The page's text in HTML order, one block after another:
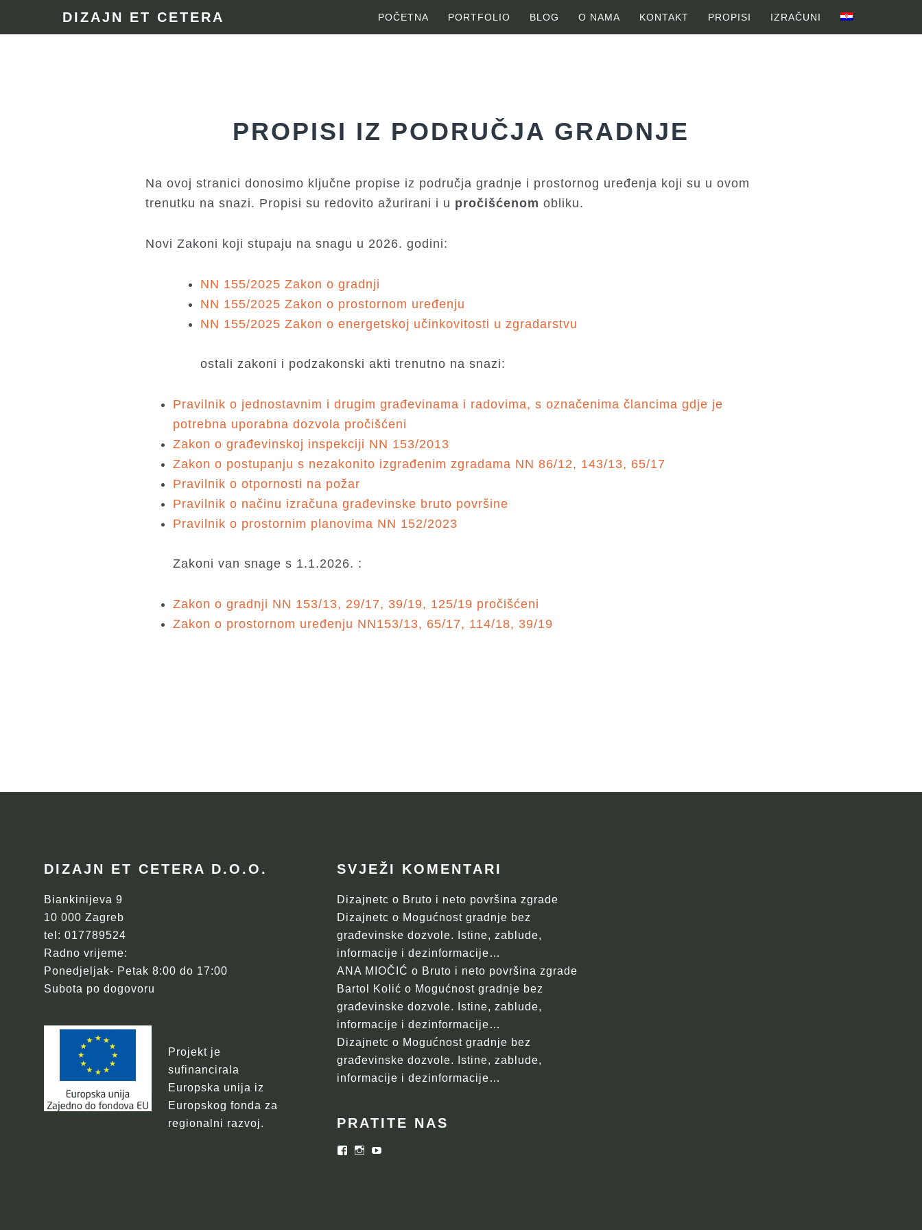
DIZAJN ET CETERA POČETNA PORTFOLIO BLOG O NAMA KONTAKT PROPISI IZRAČUNI
PROPISI IZ PODRUČJA GRADNJE
Na ovoj stranici donosimo ključne propise iz područja gradnje i prostornog uređenja koji su u ovom
trenutku na snazi. Propisi su redovito ažurirani i u pročišćenom obliku.
Novi Zakoni koji stupaju na snagu u 2026. godini:
NN 155/2025 Zakon o gradnji
NN 155/2025 Zakon o prostornom uređenju
NN 155/2025 Zakon o energetskoj učinkovitosti u zgradarstvu
ostali zakoni i podzakonski akti trenutno na snazi:
Pravilnik o jednostavnim i drugim građevinama i radovima, s označenima člancima gdje je
potrebna uporabna dozvola pročišćeni
Zakon o građevinskoj inspekciji NN 153/2013
Zakon o postupanju s nezakonito izgrađenim zgradama NN 86/12, 143/13, 65/17
Pravilnik o otpornosti na požar
Pravilnik o načinu izračuna građevinske bruto površine
Pravilnik o prostornim planovima NN 152/2023
Zakoni van snage s 1.1.2026. :
Zakon o gradnji NN 153/13, 29/17, 39/19, 125/19 pročišćeni
Zakon o prostornom uređenju NN153/13, 65/17, 114/18, 39/19
FOOTER
DIZAJN ET CETERA D.O.O.
Biankinijeva 9
10 000 Zagreb
tel: 017789524
Radno vrijeme:
Ponedjeljak- Petak 8:00 do 17:00
Subota po dogovoru
Projekt je
sufinancirala
Europska unija iz
Europskog fonda za
regionalni razvoj.
SVJEŽI KOMENTARI
Dizajnetc o Bruto i neto površina zgrade
Dizajnetc o Mogućnost gradnje bez
građevinske dozvole. Istine, zablude,
informacije i dezinformacije…
ANA MIOČIĆ o Bruto i neto površina zgrade
Bartol Kolić o Mogućnost gradnje bez
građevinske dozvole. Istine, zablude,
informacije i dezinformacije…
Dizajnetc o Mogućnost gradnje bez
građevinske dozvole. Istine, zablude,
informacije i dezinformacije…
PRATITE NAS
FacebookInstagram